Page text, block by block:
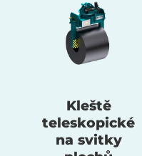
Kleště
teleskopické
na svitky